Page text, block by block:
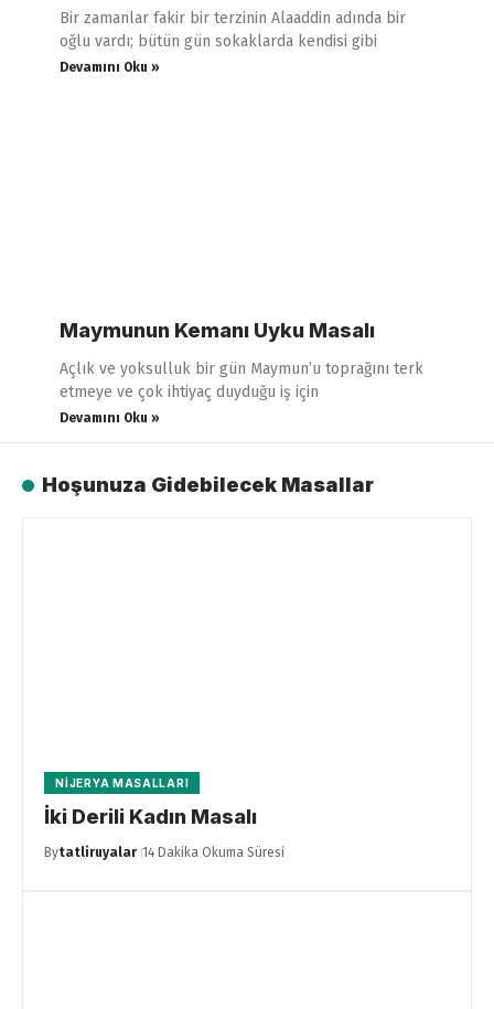
Bir zamanlar fakir bir terzinin Alaaddin adında bir
oğlu vardı; bütün gün sokaklarda kendisi gibi
Devamını Oku »
Maymunun Kemanı Uyku Masalı
Açlık ve yoksulluk bir gün Maymun’u toprağını terk
etmeye ve çok ihtiyaç duyduğu iş için
Devamını Oku »
Hoşunuza Gidebilecek Masallar
NIJERYA MASALLARI
İki Derili Kadın Masalı
Bytatliruyalar 14 Dakika Okuma Süresi